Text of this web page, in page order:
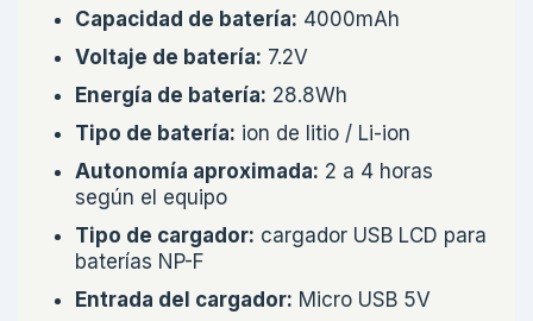
Capacidad de batería: 4000mAh
Voltaje de batería: 7.2V
Energía de batería: 28.8Wh
Tipo de batería: ion de litio / Li-ion
Autonomía aproximada: 2 a 4 horas
según el equipo
Tipo de cargador: cargador USB LCD para
baterías NP-F
Entrada del cargador: Micro USB 5V